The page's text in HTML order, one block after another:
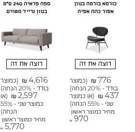
כורסא בורמה בגוון
אפור כהה אפיה
רוצה את זה
₪ 776
(כמוצר
בודד - 20% הנחה)
₪ 437
(או כמוצר
שני - 55% הנחה)
מחיר כמוצר ראשון
₪ 970
ספה פראיה 240 ס"מ
בגוון גרייז' סטורם
רוצה את זה
₪ 4,616
(כמוצר
בודד - 20% הנחה)
₪ 2,597
(או
כמוצר שני - 55%
הנחה)
מחיר כמוצר ראשון
₪ 5,770